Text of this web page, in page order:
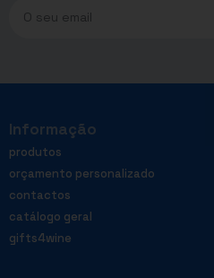
Informação
produtos
orçamento personalizado
contactos
catálogo geral
gifts4wine